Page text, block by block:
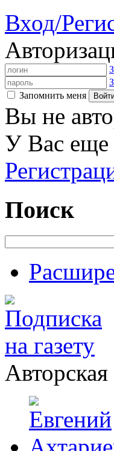
Вход/
Запомнить меня
Вы не
У Вас еще
Поиск